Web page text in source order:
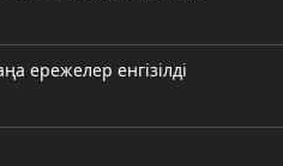
ережелер енгізілді